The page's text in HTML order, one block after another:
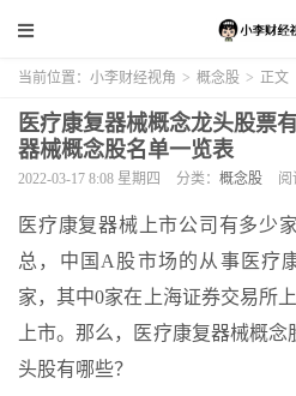
当前位置： 小李财经视角 > 概念股 > 正文
医疗康复器械概念龙头股票
器械概念股名单一览表
2022-03-17 8:08 星期四 分类： 概念股 阅
医疗康复器械上市公司有多少
总，中国A股市场的从事医疗
家，其中0家在上海证券交易所
上市。那么，医疗康复器械概
头股有哪些？